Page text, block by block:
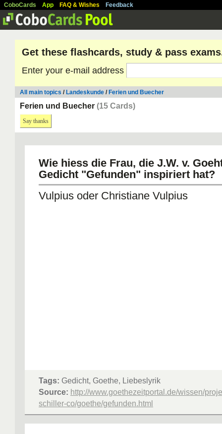
CoboCards App FAQ & Wishes Feedback
Get these flashcards, study & pass
Enter your e-mail address
All main topics / Landeskunde / Ferien und Buecher
Ferien und Buecher (15 Cards)
Say thanks
Wie hiess die Frau, die J.W. v.
Gedicht "Gefunden" inspiriert hat?
Vulpius oder Christiane Vulpius
Tags: Gedicht, Goethe, Liebeslyrik
Source: http://www.goethezeitportal.de/wissen/
schiller-co/goethe/gefunden.html